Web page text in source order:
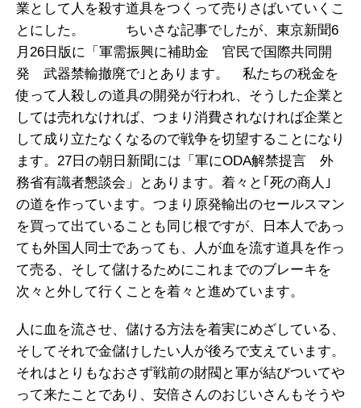
業として人を殺す道具をつくって売りさばいていくこ
とにした。 ちいさな記事でしたが、東京新聞6
月26日版に「軍需振興に補助金 官民で国際共同開
発 武器禁輸撤廃で｣とあります。 私たちの税金を
使って人殺しの道具の開発が行われ、そうした企業と
しては売れなければ、つまり消費されなければ企業と
して成り立たなくなるので戦争を切望することになり
ます。27日の朝日新聞には「軍にODA解禁提言 外
務省有識者懇談会」とあります。着々と｢死の商人｣
の道を作っています。つまり原発輸出のセールスマン
を買って出ていることも同じ根ですが、日本人であっ
ても外国人同士であっても、人が血を流す道具を作っ
て売る、そして儲けるためにこれまでのブレーキを
次々と外して行くことを着々と進めています。
人に血を流させ、儲ける方法を着実にめざしている、
そしてそれで金儲けしたい人が後ろで支えています。
それはとりもなおさず戦前の財閥と軍が結びついてや
って来たことであり、安倍さんのおじいさんもそうや